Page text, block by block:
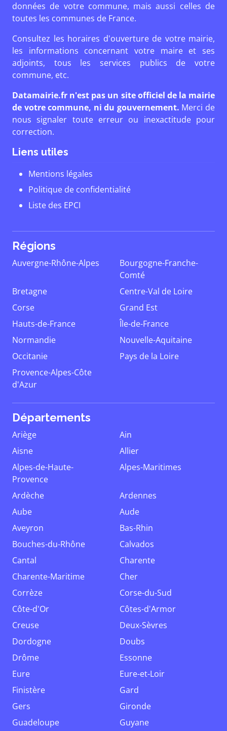
données de votre commune, mais aussi celles de
toutes les communes de France.
Consultez les horaires d'ouverture de votre mairie,
les informations concernant votre maire et ses
adjoints, tous les services publics de votre
commune, etc.
Datamairie.fr n'est pas un site officiel de la mairie
de votre commune, ni du gouvernement. Merci de
nous signaler toute erreur ou inexactitude pour
correction.
Liens utiles
Mentions légales
Politique de confidentialité
Liste des EPCI
Régions
Auvergne-Rhône-Alpes
Bourgogne-Franche-
Comté
Bretagne
Centre-Val de Loire
Corse
Grand Est
Hauts-de-France
Île-de-France
Normandie
Nouvelle-Aquitaine
Occitanie
Pays de la Loire
Provence-Alpes-Côte
d'Azur
Départements
Ariège
Ain
Aisne
Allier
Alpes-de-Haute-
Provence
Alpes-Maritimes
Ardèche
Ardennes
Aube
Aude
Aveyron
Bas-Rhin
Bouches-du-Rhône
Calvados
Cantal
Charente
Charente-Maritime
Cher
Corrèze
Corse-du-Sud
Côte-d'Or
Côtes-d'Armor
Creuse
Deux-Sèvres
Dordogne
Doubs
Drôme
Essonne
Eure
Eure-et-Loir
Finistère
Gard
Gers
Gironde
Guadeloupe
Guyane